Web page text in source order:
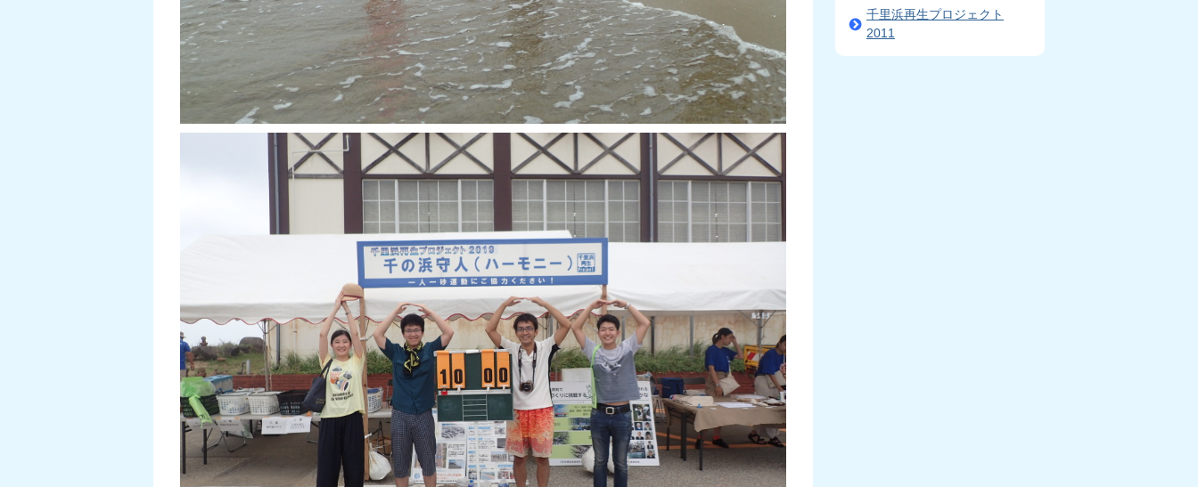
千里浜再生プロジェクト
2011